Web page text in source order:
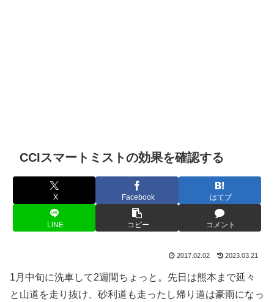
CCIスマートミストの効果を確認する
X Facebook はてブ
LINE コピー コメント
2017.02.02 2023.03.21
1月中旬に洗車して2週間ちょっと。先日は熊本まで延々
と山道を走り抜け、砂利道も走ったし帰り道は豪雨になっ